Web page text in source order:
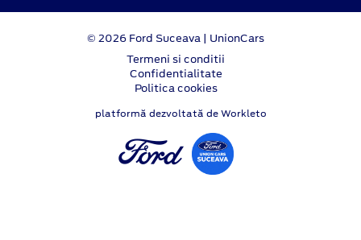
© 2026 Ford Suceava | UnionCars
Termeni si conditii
Confidentialitate
Politica cookies
platformă dezvoltată de Workleto